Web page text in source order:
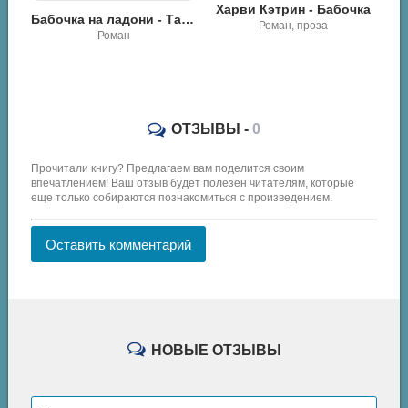
Бабочка на ладони - Татьяна Тронина
Роман
Харви Кэтрин - Бабочка
Роман, проза
ОТЗЫВЫ - 0
Прочитали книгу? Предлагаем вам поделится своим
впечатлением! Ваш отзыв будет полезен читателям, которые
еще только собираются познакомиться с произведением.
Оставить комментарий
НОВЫЕ ОТЗЫВЫ